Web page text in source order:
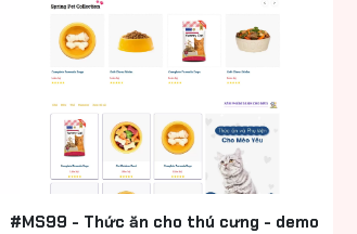
#MS99 - Thức ăn cho thú cưng - demo